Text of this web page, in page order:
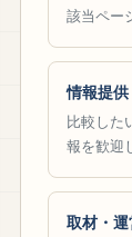
該当ペー
情報提供
比較した
報を歓迎
取材・